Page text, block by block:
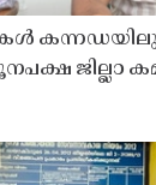
ജില്ലാ